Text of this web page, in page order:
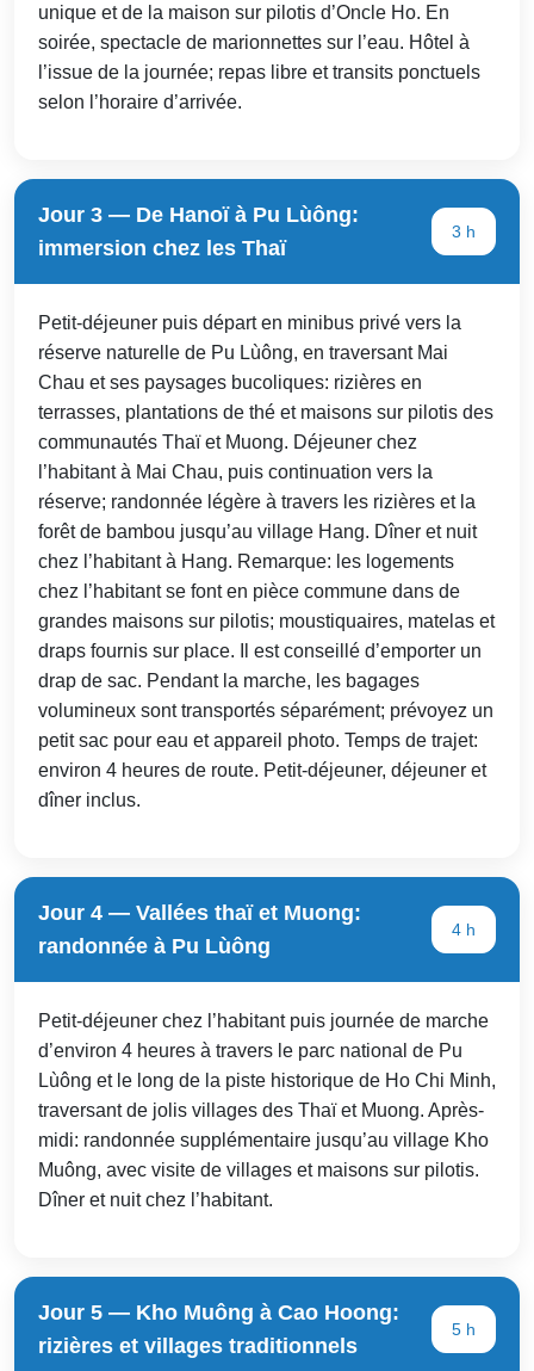
unique et de la maison sur pilotis d’Oncle Ho. En
soirée, spectacle de marionnettes sur l’eau. Hôtel à
l’issue de la journée; repas libre et transits ponctuels
selon l’horaire d’arrivée.
Jour 3 — De Hanoï à Pu Lùông:
immersion chez les Thaï
3 h
Petit-déjeuner puis départ en minibus privé vers la
réserve naturelle de Pu Lùông, en traversant Mai
Chau et ses paysages bucoliques: rizières en
terrasses, plantations de thé et maisons sur pilotis des
communautés Thaï et Muong. Déjeuner chez
l’habitant à Mai Chau, puis continuation vers la
réserve; randonnée légère à travers les rizières et la
forêt de bambou jusqu’au village Hang. Dîner et nuit
chez l’habitant à Hang. Remarque: les logements
chez l’habitant se font en pièce commune dans de
grandes maisons sur pilotis; moustiquaires, matelas et
draps fournis sur place. Il est conseillé d’emporter un
drap de sac. Pendant la marche, les bagages
volumineux sont transportés séparément; prévoyez un
petit sac pour eau et appareil photo. Temps de trajet:
environ 4 heures de route. Petit-déjeuner, déjeuner et
dîner inclus.
Jour 4 — Vallées thaï et Muong:
randonnée à Pu Lùông
4 h
Petit-déjeuner chez l’habitant puis journée de marche
d’environ 4 heures à travers le parc national de Pu
Lùông et le long de la piste historique de Ho Chi Minh,
traversant de jolis villages des Thaï et Muong. Après-
midi: randonnée supplémentaire jusqu’au village Kho
Muông, avec visite de villages et maisons sur pilotis.
Dîner et nuit chez l’habitant.
Jour 5 — Kho Muông à Cao Hoong:
rizières et villages traditionnels
5 h